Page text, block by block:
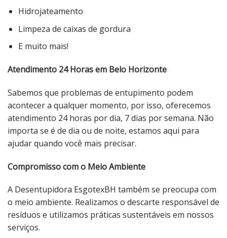
Hidrojateamento
Limpeza de caixas de gordura
E muito mais!
Atendimento 24 Horas em Belo Horizonte
Sabemos que problemas de entupimento podem
acontecer a qualquer momento, por isso, oferecemos
atendimento 24 horas por dia, 7 dias por semana. Não
importa se é de dia ou de noite, estamos aqui para
ajudar quando você mais precisar.
Compromisso com o Meio Ambiente
A Desentupidora EsgotexBH também se preocupa com
o meio ambiente. Realizamos o descarte responsável de
resíduos e utilizamos práticas sustentáveis ​​em nossos
serviços.